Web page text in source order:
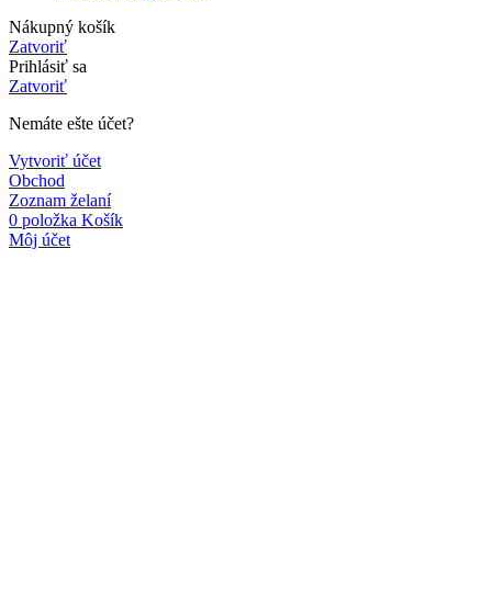
Nákupný košík
Zatvoriť
Prihlásiť sa
Zatvoriť
Nemáte ešte účet?
Vytvoriť účet
Obchod
Zoznam želaní
0 položka Košík
Môj účet